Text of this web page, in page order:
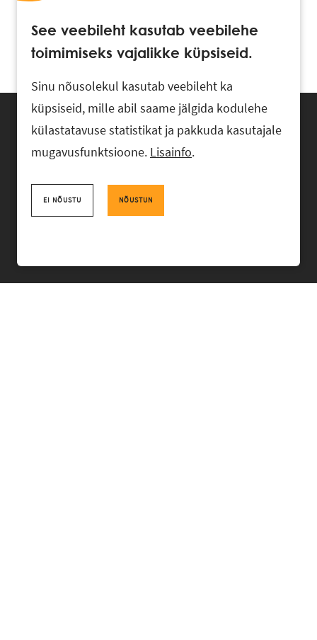
+372 618 0820,rask@rask.ee
See veebileht kasutab veebilehe
toimimiseks vajalikke küpsiseid.
Sinu nõusolekul kasutab veebileht ka
küpsiseid, mille abil saame jälgida kodulehe
külastatavuse statistikat ja pakkuda kasutajale
mugavusfunktsioone. Lisainfo.
EI NÕUSTU NÕUSTUN